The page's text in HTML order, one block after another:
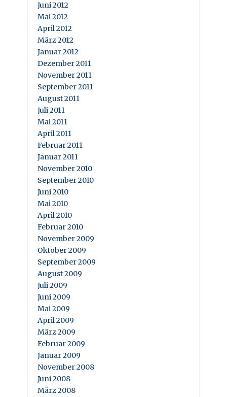
Juni 2012
Mai 2012
April 2012
März 2012
Januar 2012
Dezember 2011
November 2011
September 2011
August 2011
Juli 2011
Mai 2011
April 2011
Februar 2011
Januar 2011
November 2010
September 2010
Juni 2010
Mai 2010
April 2010
Februar 2010
November 2009
Oktober 2009
September 2009
August 2009
Juli 2009
Juni 2009
Mai 2009
April 2009
März 2009
Februar 2009
Januar 2009
November 2008
Juni 2008
März 2008